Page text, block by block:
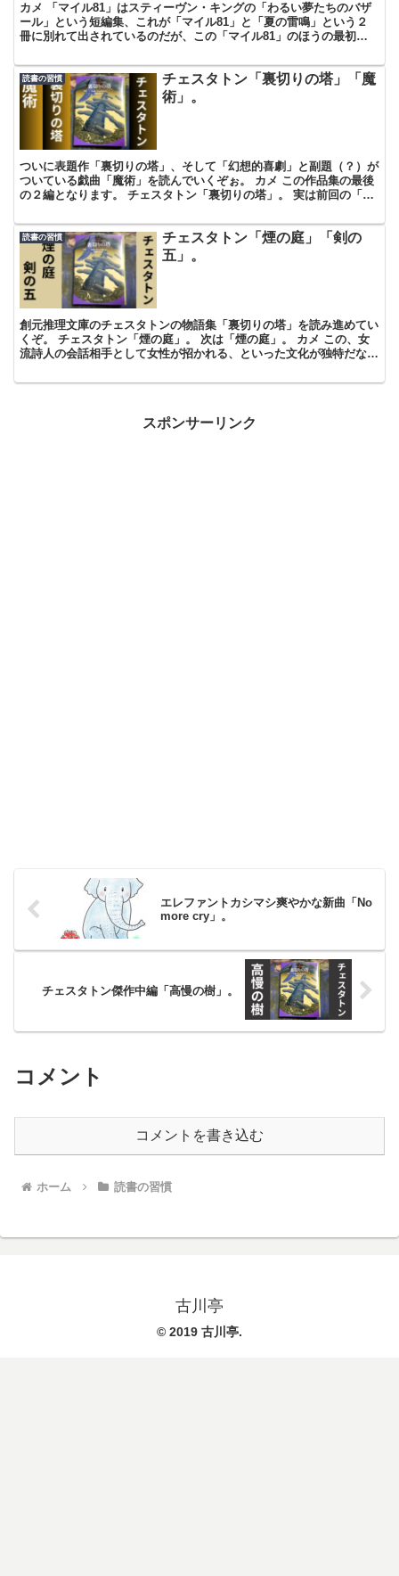
カメ 「マイル81」はスティーヴン・キングの「わるい夢たちのバザ
ール」という短編集、これが「マイル81」と「夏の雷鳴」という２
冊に別れて出されているのだが、この「マイル81」のほうの最初に
読書の習慣
チェスタトン「裏切りの塔」「魔
術」。
ついに表題作「裏切りの塔」、そして「幻想的喜劇」と副題（？）が
ついている戯曲「魔術」を読んでいくぞぉ。 カメ この作品集の最後
の２編となります。 チェスタトン「裏切りの塔」。 実は前回の「煙
読書の習慣
チェスタトン「煙の庭」「剣の
五」。
創元推理文庫のチェスタトンの物語集「裏切りの塔」を読み進めてい
くぞ。 チェスタトン「煙の庭」。 次は「煙の庭」。 カメ この、女
流詩人の会話相手として女性が招かれる、といった文化が独特だな。
スポンサーリンク
エレファントカシマシ爽やかな新曲「No
more cry」。
チェスタトン傑作中編「高慢の樹」。
コメント
コメントを書き込む
ホーム 読書の習慣
古川亭
© 2019 古川亭.